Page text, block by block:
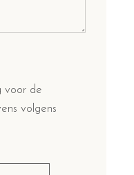
voor de
volgens